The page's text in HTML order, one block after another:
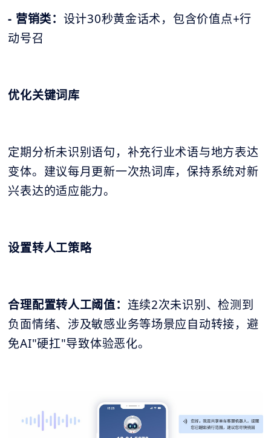
- 营销类： 设计30秒黄金话术，包含价值点+行
动号召
优化关键词库
定期分析未识别语句，补充行业术语与地方表达
变体。建议每月更新一次热词库，保持系统对新
兴表达的适应能力。
设置转人工策略
合理配置转人工阈值： 连续2次未识别、检测到
负面情绪、涉及敏感业务等场景应自动转接，避
免AI"硬扛"导致体验恶化。